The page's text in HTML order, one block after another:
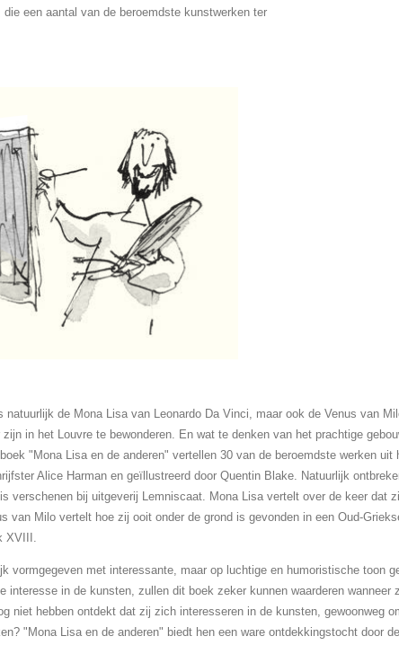
die een aantal van de beroemdste kunstwerken ter
natuurlijk de Mona Lisa van Leonardo Da Vinci, maar ook de Venus van
zijn in het Louvre te bewonderen. En wat te denken van het prachtige
"Mona Lisa en de anderen" vertellen 30 van de beroemdste werken
Alice Harman en geïllustreerd door Quentin Blake. Natuurlijk
verschenen bij uitgeverij Lemniscaat. Mona Lisa vertelt over de keer dat
van Milo vertelt hoe zij ooit onder de grond is gevonden in een Oud-
XVIII.
vormgegeven met interessante, maar op luchtige en humoristische toon
interesse in de kunsten, zullen dit boek zeker kunnen waarderen
niet hebben ontdekt dat zij zich interesseren in de kunsten, gewoonweg
"Mona Lisa en de anderen" biedt hen een ware ontdekkingstocht door